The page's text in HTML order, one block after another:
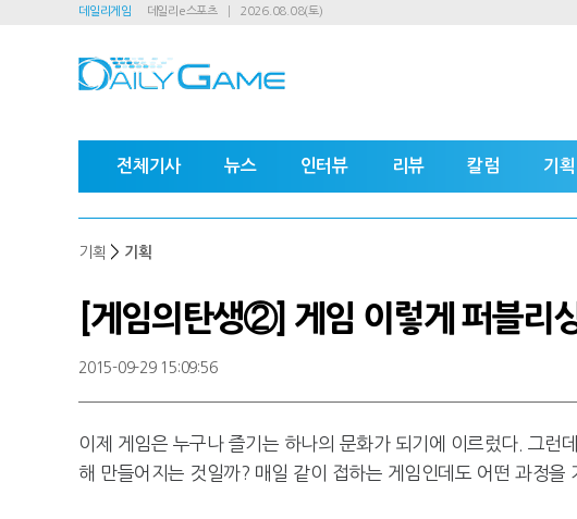
데일리게임 데일리e스포츠 2026.08.08(토)
전체기사 뉴스 인터뷰 리뷰 칼럼 기획
기획 > 기획
[게임의탄생②] 게임 이렇게 퍼블리
2015-09-29 15:09:56
이제 게임은 누구나 즐기는 하나의 문화가 되기에 이르렀다. 그런
해 만들어지는 것일까? 매일 같이 접하는 게임인데도 어떤 과정